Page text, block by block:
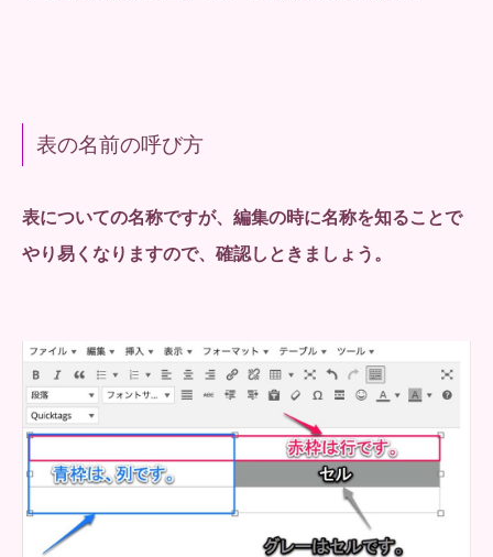
表の名前の呼び方
表についての名称ですが、編集の時に名称を知ることで
やり易くなりますので、確認しときましょう。